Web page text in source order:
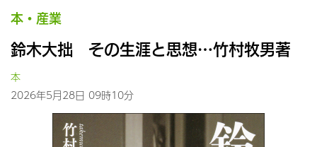
本・産業
鈴木大拙 その生涯と思想…竹村牧男著
本
2026年5月28日 09時10分